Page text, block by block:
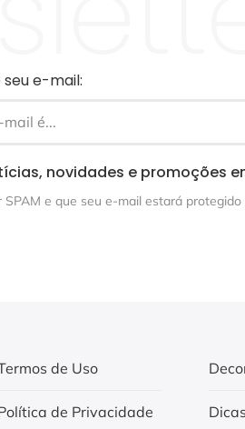
e-mail:
novidades e promoções
e que seu e-mail estará protegido
de Uso
de Privacidade Dicas